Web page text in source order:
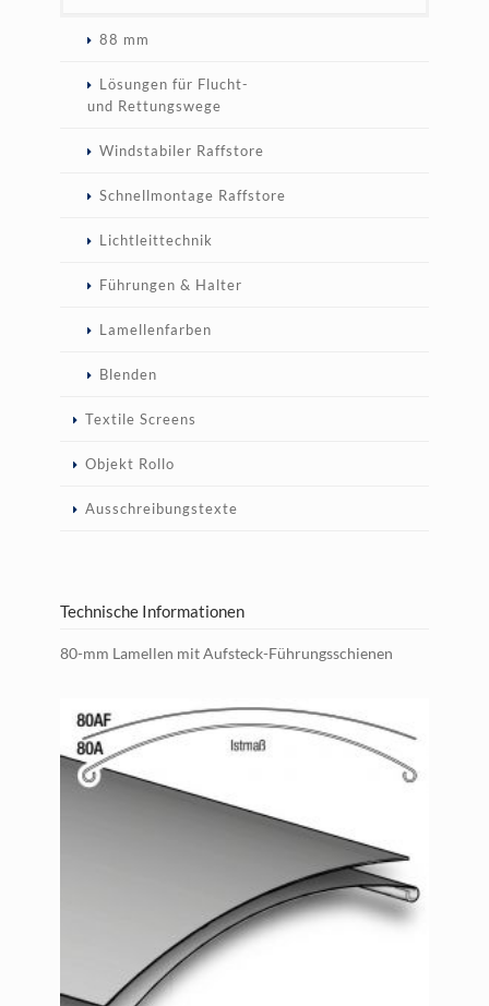
88 mm
Lösungen für Flucht-
und Rettungswege
Windstabiler Raffstore
Schnellmontage Raffstore
Lichtleittechnik
Führungen & Halter
Lamellenfarben
Blenden
Textile Screens
Objekt Rollo
Ausschreibungstexte
Technische Informationen
80-mm Lamellen mit Aufsteck-Führungsschienen